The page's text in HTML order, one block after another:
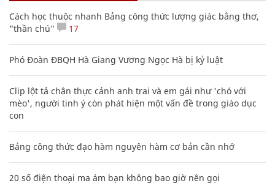
Cách học thuộc nhanh Bảng công thức lượng giác bằng thơ,
"thần chú"
17
Phó Đoàn ĐBQH Hà Giang Vương Ngọc Hà bị kỷ luật
Clip lột tả chân thực cảnh anh trai và em gái như 'chó với
mèo', người tinh ý còn phát hiện một vấn đề trong giáo dục
con
Bảng công thức đạo hàm nguyên hàm cơ bản cần nhớ
20 số điện thoại ma ám bạn không bao giờ nên gọi